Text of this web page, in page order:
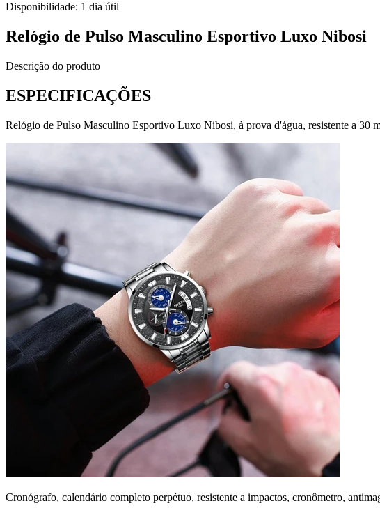
Disponibilidade: 1 dia útil
Relógio de Pulso Masculino Esportivo Luxo Nibosi
Descrição do produto
ESPECIFICAÇÕES
Relógio de Pulso Masculino Esportivo Luxo Nibosi, à prova d'água, resistente a 30
Cronógrafo, calendário completo perpétuo, resistente a impactos, cronômetro,